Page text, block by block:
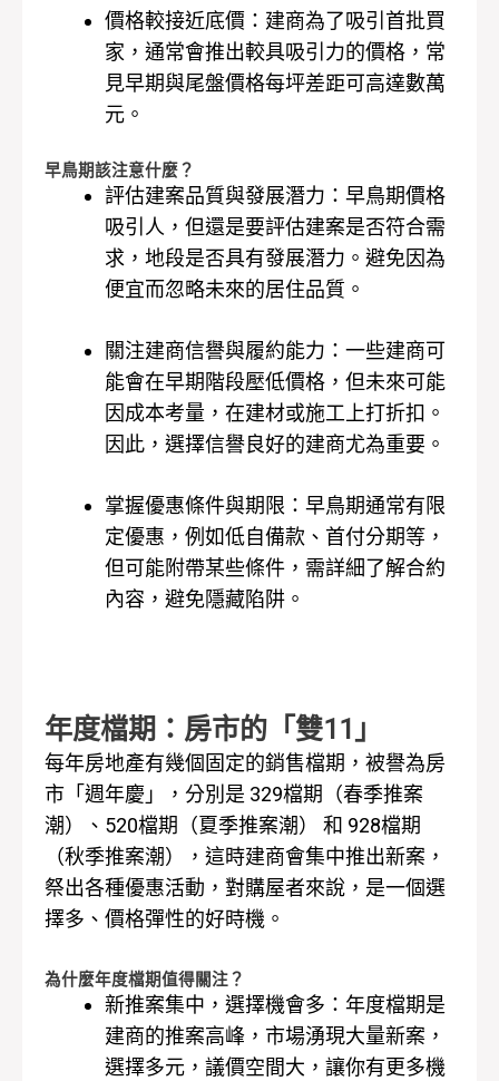
價格較接近底價：建商為了吸引首批買
家，通常會推出較具吸引力的價格，常
見早期與尾盤價格每坪差距可高達數萬
元。
早鳥期該注意什麼？
評估建案品質與發展潛力：早鳥期價格
吸引人，但還是要評估建案是否符合需
求，地段是否具有發展潛力。避免因為
便宜而忽略未來的居住品質。
關注建商信譽與履約能力：一些建商可
能會在早期階段壓低價格，但未來可能
因成本考量，在建材或施工上打折扣。
因此，選擇信譽良好的建商尤為重要。
掌握優惠條件與期限：早鳥期通常有限
定優惠，例如低自備款、首付分期等，
但可能附帶某些條件，需詳細了解合約
內容，避免隱藏陷阱。
年度檔期：房市的「雙11」
每年房地產有幾個固定的銷售檔期，被譽為房
市「週年慶」，分別是 329檔期（春季推案
潮）、520檔期（夏季推案潮） 和 928檔期
（秋季推案潮），這時建商會集中推出新案，
祭出各種優惠活動，對購屋者來說，是一個選
擇多、價格彈性的好時機。
為什麼年度檔期值得關注？
新推案集中，選擇機會多：年度檔期是
建商的推案高峰，市場湧現大量新案，
選擇多元，議價空間大，讓你有更多機